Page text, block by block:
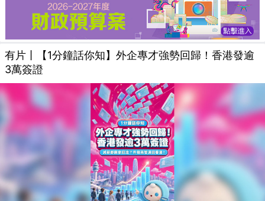
有片丨【1分鐘話你知】外企專才強勢回歸！香港發逾
3萬簽證